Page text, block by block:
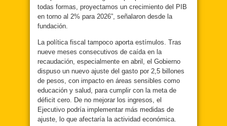
todas formas, proyectamos un crecimiento del PIB
en torno al 2% para 2026”, señalaron desde la
fundación.
La política fiscal tampoco aporta estímulos. Tras
nueve meses consecutivos de caída en la
recaudación, especialmente en abril, el Gobierno
dispuso un nuevo ajuste del gasto por 2,5 billones
de pesos, con impacto en áreas sensibles como
educación y salud, para cumplir con la meta de
déficit cero. De no mejorar los ingresos, el
Ejecutivo podría implementar más medidas de
ajuste, lo que afectaría la actividad económica.